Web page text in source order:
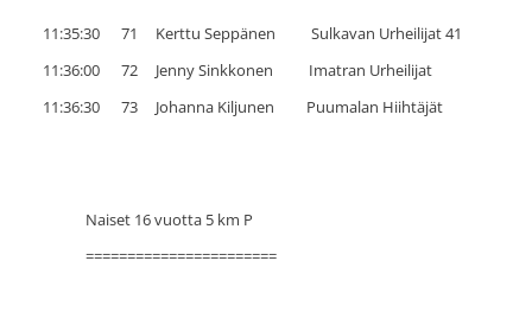
11:35:30 71 Kerttu Seppänen Sulkavan Urheilijat 41
11:36:00 72 Jenny Sinkkonen Imatran Urheilijat
11:36:30 73 Johanna Kiljunen Puumalan Hiihtäjät
Naiset 16 vuotta 5 km P
=======================